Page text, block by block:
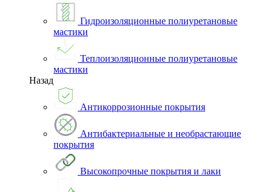
Гидроизоляционные полиуретановые
мастики
Теплоизоляционные полиуретановые
мастики
Назад
Антикоррозионные покрытия
Антибактериальные и необрастающие
покрытия
Высокопрочные покрытия и лаки